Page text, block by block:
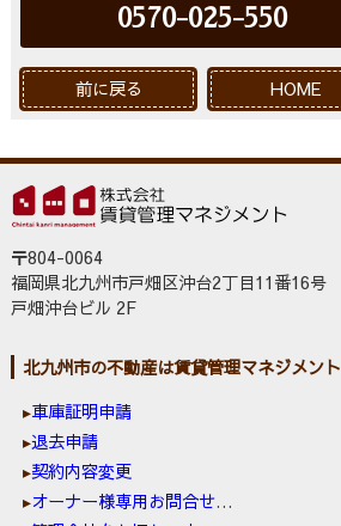
0570-025-550
前に戻る HOME
〒804-0064
福岡県北九州市戸畑区沖台2丁目11番16号
戸畑沖台ビル 2F
北九州市の不動産は賃貸管理マネジメント
車庫証明申請
退去申請
契約内容変更
オーナー様専用お問合せ窓口